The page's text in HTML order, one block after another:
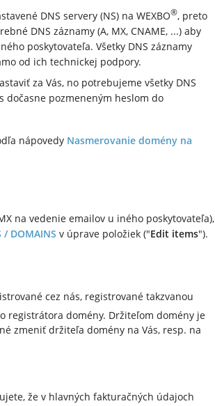
DNS servery (NS) na WEXBO®, preto
DNS záznamy (A, MX, CNAME, ...) aby
poskytovateľa. Všetky DNS záznamy
od ich technickej podpory.
za Vás, no potrebujeme všetky DNS
dočasne pozmeneným heslom do
nápovedy Nasmerovanie domény na
na vedenie emailov u iného poskytovateľa),
/ DOMAINS v úprave položiek ("Edit items").
cez nás, registrované takzvanou
registrátora domény. Držiteľom domény je
zmeniť držiteľa domény na Vás, resp. na
že v hlavných fakturačných údajoch